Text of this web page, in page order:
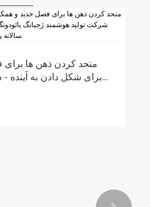
متحد کردن ذهن ها
برای شکل دادن به آینده